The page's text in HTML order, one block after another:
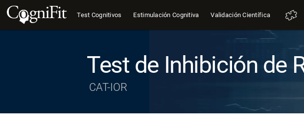
Test Cognitivos Estimulación Cognitiva Validación Científica
Test de Inhibición de
CAT-IOR